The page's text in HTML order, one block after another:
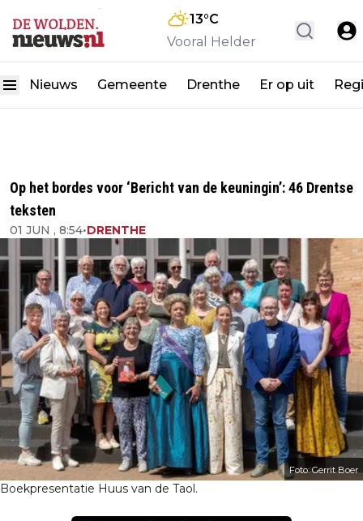
13°C
Vooral Helder
Nieuws Gemeente Drenthe Er op uit
Op het bordes voor ‘Bericht van de keuningin’: 46 Drentse
teksten
01 JUN , 8:54•DRENTHE
Foto: Gerrit Boer
Boekpresentatie Huus van de Taol.